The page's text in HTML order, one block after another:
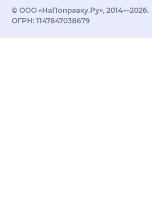
© ООО «НаПоправку.Ру», 2014—2026.
ОГРН: 1147847038679